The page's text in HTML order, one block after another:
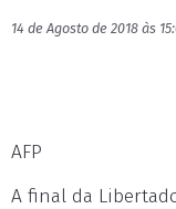
14 de Agosto de 2018 às
AFP
A final da